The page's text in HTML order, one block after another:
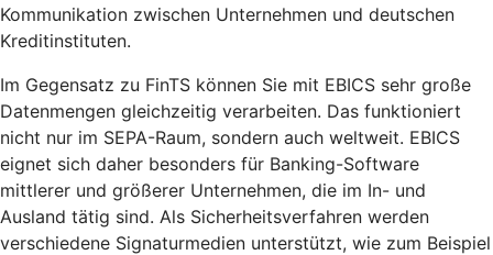
Kommunikation zwischen Unternehmen und deutschen
Kreditinstituten.
Im Gegensatz zu FinTS können Sie mit EBICS sehr große
Datenmengen gleichzeitig verarbeiten. Das funktioniert
nicht nur im SEPA-Raum, sondern auch weltweit. EBICS
eignet sich daher besonders für Banking-Software
mittlerer und größerer Unternehmen, die im In- und
Ausland tätig sind. Als Sicherheitsverfahren werden
verschiedene Signaturmedien unterstützt, wie zum Beispiel